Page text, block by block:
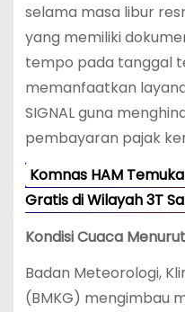
selama masa libur
yang memiliki
tempo pada tanggal
memanfaatkan
SIGNAL guna
pembayaran pajak
Komnas HAM
Gratis di Wilayah 3T
Kondisi Cuaca
Badan Meteorologi,
(BMKG) mengimbau